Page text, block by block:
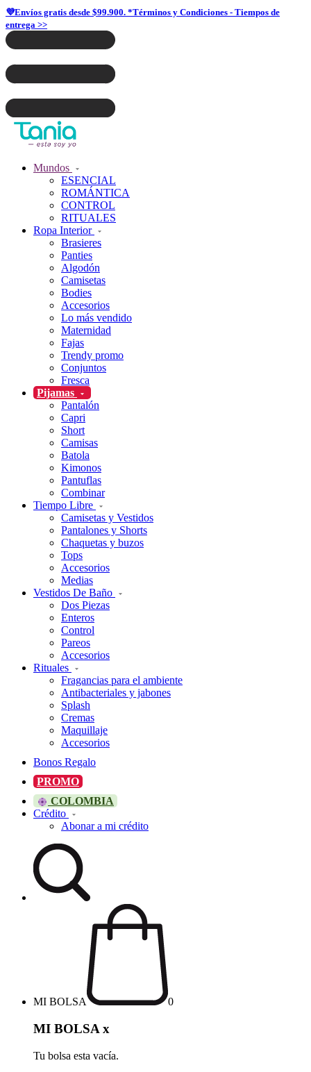
💜Envíos gratis desde $99.900. *Términos y Condiciones - Tiempos de
entrega >>
Mundos
ESENCIAL
ROMÁNTICA
CONTROL
RITUALES
Ropa Interior
Brasieres
Panties
Algodón
Camisetas
Bodies
Accesorios
Lo más vendido
Maternidad
Fajas
Trendy promo
Conjuntos
Fresca
Pijamas
Pantalón
Capri
Short
Camisas
Batola
Kimonos
Pantuflas
Combinar
Tiempo Libre
Camisetas y Vestidos
Pantalones y Shorts
Chaquetas y buzos
Tops
Accesorios
Medias
Vestidos De Baño
Dos Piezas
Enteros
Control
Pareos
Accesorios
Rituales
Fragancias para el ambiente
Antibacteriales y jabones
Splash
Cremas
Maquillaje
Accesorios
Bonos Regalo
PROMO
COLOMBIA
Crédito
Abonar a mi crédito
MI BOLSA 0
MI BOLSA x
Tu bolsa esta vacía.